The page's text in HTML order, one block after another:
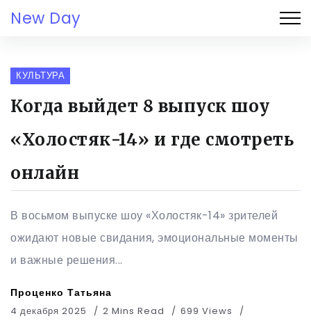
New Day
КУЛЬТУРА
Когда выйдет 8 выпуск шоу
«Холостяк-14» и где смотреть
онлайн
В восьмом выпуске шоу «Холостяк-14» зрителей
ожидают новые свидания, эмоциональные моменты
и важные решения...
Проценко Татьяна
4 декабря 2025 2 Mins Read
699 Views